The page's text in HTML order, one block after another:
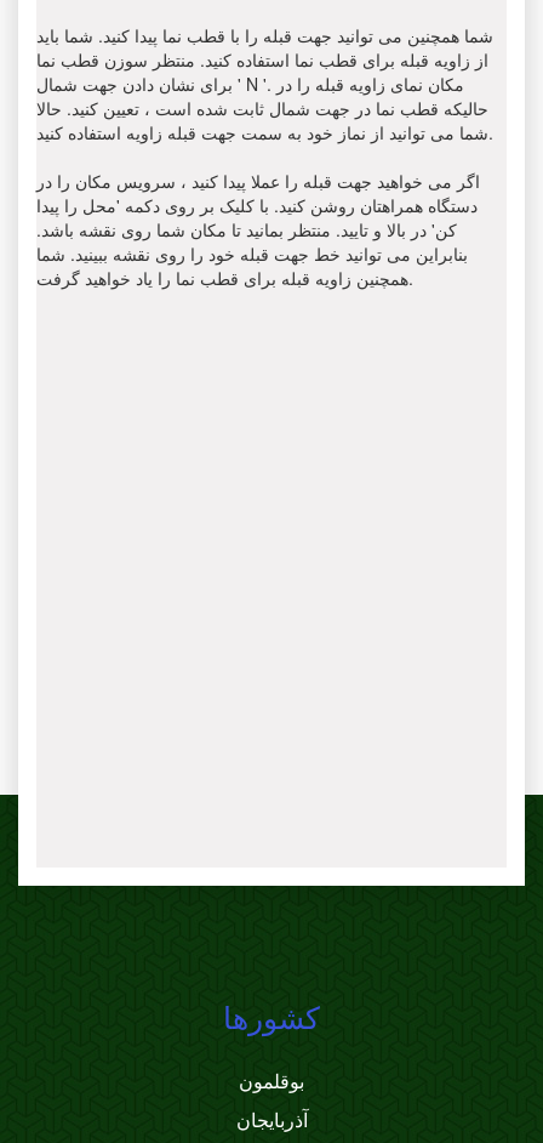
شما همچنین می توانید جهت قبله را با قطب نما پیدا کنید. شما باید
از زاویه قبله برای قطب نما استفاده کنید. منتظر سوزن قطب نما
برای نشان دادن جهت شمال ' N '. مکان نمای زاویه قبله را در
حالیکه قطب نما در جهت شمال ثابت شده است ، تعیین کنید. حالا
شما می توانید از نماز خود به سمت جهت قبله زاویه استفاده کنید.
اگر می خواهید جهت قبله را عملا پیدا کنید ، سرویس مکان را در
دستگاه همراهتان روشن کنید. با کلیک بر روی دکمه 'محل را پیدا
کن' در بالا و تایید. منتظر بمانید تا مکان شما روی نقشه باشد.
بنابراین می توانید خط جهت قبله خود را روی نقشه ببینید. شما
همچنین زاویه قبله برای قطب نما را یاد خواهید گرفت.
کشورها
بوقلمون
آذربایجان